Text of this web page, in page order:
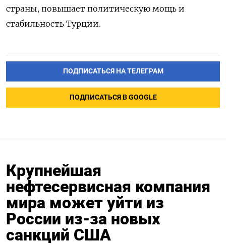
страны, повышает политическую мощь и
стабильность Турции.
ПОДПИСАТЬСЯ НА ТЕЛЕГРАМ
ПОДПИСАТЬСЯ В GOOGLE
Крупнейшая
нефтесервисная компания
мира может уйти из
России из-за новых
санкций США